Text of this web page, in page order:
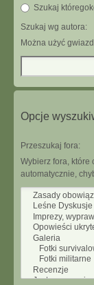
Szukaj
Szukaj wg autora:
Można użyć
Opcje
Przeszukaj fora:
Wybierz fora, które
automatycznie,